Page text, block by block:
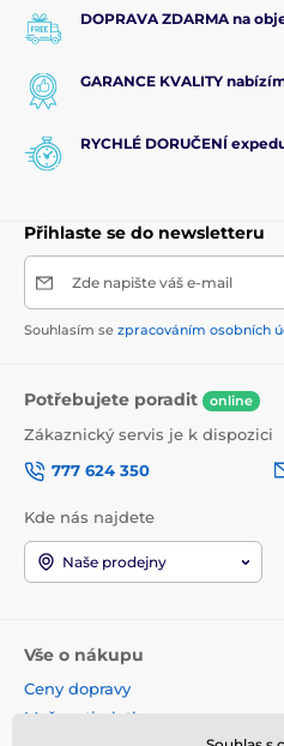
DOPRAVA ZDARMA na
GARANCE KVALITY
RYCHLÉ DORUČENÍ
Přihlaste se do newsletteru
Zde napište váš e-mail
Souhlasím se zpracováním osobních
Potřebujete poradit online
Zákaznický servis je k dispozici
777 624 350
Kde nás najdete
Naše prodejny
Vše o nákupu
Ceny dopravy
Možnosti platby